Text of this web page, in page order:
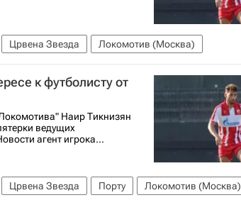
Црвена Звезда
Локомотив (Москва)
Трансферы в РПЛ
к футболисту от
Наир Тикнизян
ведущих
агент игрока...
Црвена Звезда Порту Локомотив (Москва)